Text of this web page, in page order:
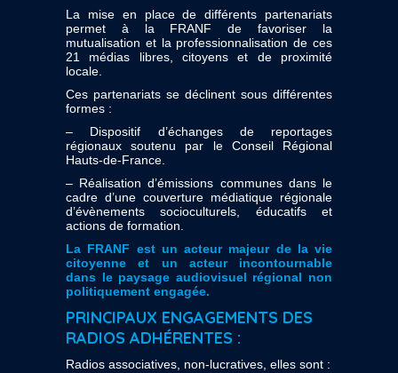
La mise en place de différents partenariats
permet à la FRANF de favoriser la
mutualisation et la professionnalisation de ces
21 médias libres, citoyens et de proximité
locale.
Ces partenariats se déclinent sous différentes
formes :
– Dispositif d’échanges de reportages
régionaux soutenu par le Conseil Régional
Hauts-de-France.
– Réalisation d’émissions communes dans le
cadre d’une couverture médiatique régionale
d’évènements socioculturels, éducatifs et
actions de formation.
La FRANF est un acteur majeur de la vie
citoyenne et un acteur incontournable
dans le paysage audiovisuel régional non
politiquement engagée.
PRINCIPAUX ENGAGEMENTS DES
RADIOS ADHÉRENTES :
Radios associatives, non-lucratives, elles sont :